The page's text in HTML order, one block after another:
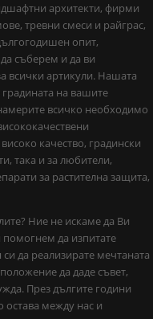
архитекти, фирми
тревни смеси и райграс,
опит,
съберем и да ви
всички артикули. Нашата
на вашите
всичко необходимо
качество, градински
така и за любители,
за растителна защита,
Ние не искаме да Ви
да изпитате
да реализирате мечтаната
да даде съвет,
През дългите години
остава между нас и